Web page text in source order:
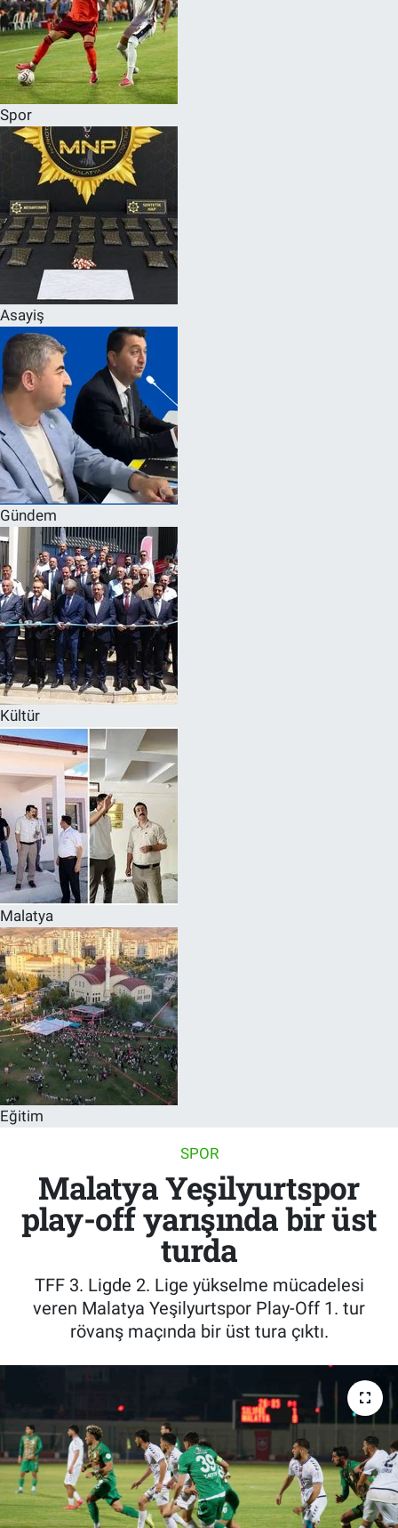
Spor
Asayiş
Gündem
Kültür
Malatya
Eğitim
SPOR
Malatya Yeşilyurtspor
play-off yarışında bir üst
turda
TFF 3. Ligde 2. Lige yükselme mücadelesi
veren Malatya Yeşilyurtspor Play-Off 1. tur
rövanş maçında bir üst tura çıktı.